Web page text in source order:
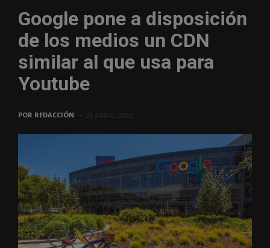
Google pone a disposición
de los medios un CDN
similar al que usa para
Youtube
POR REDACCIÓN